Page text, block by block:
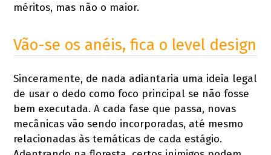
méritos, mas não o maior.
Vão-se os anéis, fica o level design
Sinceramente, de nada adiantaria uma ideia legal
de usar o dedo como foco principal se não fosse
bem executada. A cada fase que passa, novas
mecânicas vão sendo incorporadas, até mesmo
relacionadas às temáticas de cada estágio.